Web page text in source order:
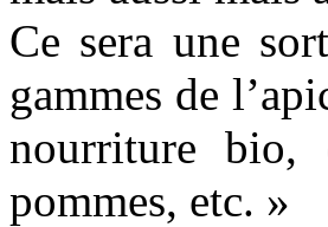
Ce sera une
gammes de
nourriture
pommes, etc. »